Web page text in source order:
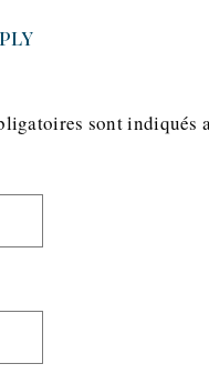
sont indiqués